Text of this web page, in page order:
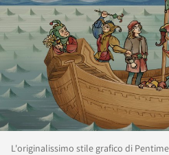
L'originalissimo stile grafico di